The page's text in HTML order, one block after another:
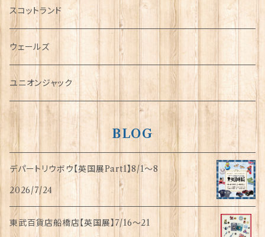
犬グッズ
傘
指貫(シンブル)
スコットランド
ウェールズ
ユニオンジャック
BLOG
デパートリウボウ【英国展Part1】8/1〜8
2026/7/24
東武百貨店船橋店【英国展】7/16～21